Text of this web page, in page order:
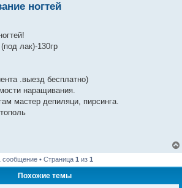
ногтей
лак)-130гр
.выезд бесплатно)
наращивания.
мастер депиляци, пирсинга.
сообщение • Страница 1 из 1
Похожие темы